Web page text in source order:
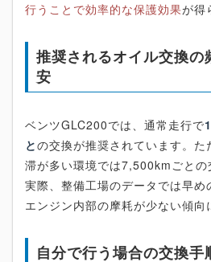
行うことで効率的な保護効果が得
推奨されるオイル交換の
安
ベンツGLC200では、通常走行で
との交換が推奨されています。
滞が多い環境では7,500kmごとの
実際、整備工場のデータでは早め
エンジン内部の摩耗が少ない傾向
自分で行う場合の交換手